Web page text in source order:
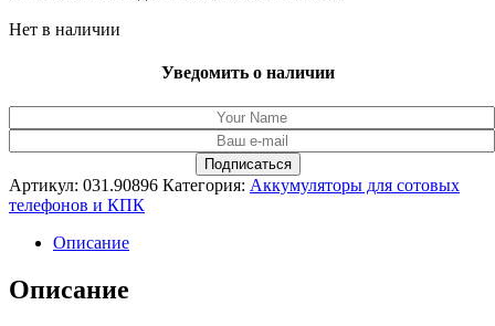
Нет в наличии
Уведомить о наличии
Артикул: 031.90896 Категория: Аккумуляторы для сотовых
телефонов и КПК
Описание
Описание